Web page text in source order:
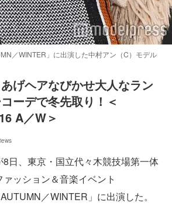
／WINTER」に出演した中村アン（C）モデル
げヘアなびかせ大人なラン
ーデで冬先取り！＜
A／W＞
8日、東京・国立代々木競技場第一体
ッション＆音楽イベント
／WINTER」に出演した。